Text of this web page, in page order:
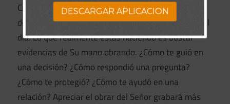
Cuando te acuestes y converses con el Señor antes
de dormir, trata de recordar los acontecimientos del
día. Lo que realmente estás haciendo es buscar
evidencias de Su mano obrando. ¿Cómo te guió en
una decisión? ¿Cómo respondió una pregunta?
¿Cómo te protegió? ¿Cómo te ayudó en una
relación? Apreciar el obrar del Señor grabará más
DESCARGAR APLICACION